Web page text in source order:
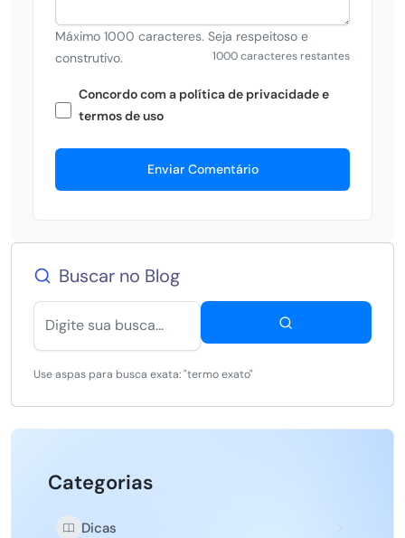
Máximo 1000 caracteres. Seja respeitoso e
construtivo.
1000 caracteres restantes
Concordo com a política de privacidade e
termos de uso
Enviar Comentário
Buscar no Blog
Use aspas para busca exata: "termo exato"
Categorias
Dicas